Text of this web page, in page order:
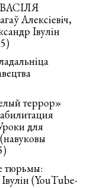
ВАСІЛЯ
Алексіевіч,
Івулін
террор»
для
тюрьмы:
(YouTube-